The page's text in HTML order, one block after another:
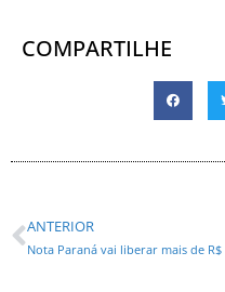
COMPARTILHE
ANTERIOR